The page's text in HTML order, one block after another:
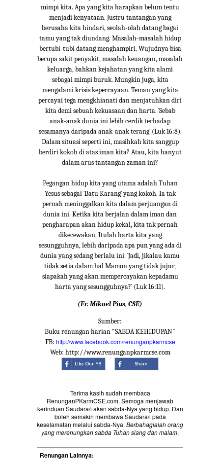
mimpi kita. Apa yang kita harapkan belum tentu
menjadi kenyataan. Justru tantangan yang
berusaha kita hindari, seolah-olah datang bagai
tamu yang tak diundang. Masalah-masalah hidup
bertubi-tubi datang menghampiri. Wujudnya bisa
berupa sakit penyakit, masalah keuangan, masalah
keluarga, bahkan kejahatan yang kita alami
sebagai mimpi buruk. Mungkin juga, kita
mengalami krisis kepercayaan. Teman yang kita
percayai tega mengkhianati dan menjatuhkan diri
kita demi sebuah kekuasaan dan harta. `Sebab
anak-anak dunia ini lebih cerdik terhadap
sesamanya daripada anak-anak terang` (Luk 16:8).
Dalam situasi seperti ini, masihkah kita sanggup
berdiri kokoh di atas iman kita? Atau, kita hanyut
dalam arus tantangan zaman ini?
Pegangan hidup kita yang utama adalah Tuhan
Yesus sebagai `Batu Karang` yang kokoh. Ia tak
pernah meninggalkan kita dalam perjuangan di
dunia ini. Ketika kita berjalan dalam iman dan
pengharapan akan hidup kekal, kita tak pernah
dikecewakan. Itulah harta kita yang
sesungguhnya, lebih daripada apa pun yang ada di
dunia yang sedang berlalu ini. `Jadi, jikalau kamu
tidak setia dalam hal Mamon yang tidak jujur,
siapakah yang akan mempercayakan kepadamu
harta yang sesungguhnya?` (Luk 16:11).
(Fr. Mikael Pius, CSE)
Sumber:
Buku renungan harian "SABDA KEHIDUPAN"
FB: http://www.facebook.com/renunganpkarmcse
Web: http://www.renunganpkarmcse.com
Terima kasih sudah membaca
RenunganPKarmCSE.com. Semoga menjawab
kerinduan Saudara/i akan sabda-Nya yang hidup. Dan
boleh semakin membawa Saudara/i pada
keselamatan melalui sabda-Nya. Berbahagialah orang
yang merenungkan sabda Tuhan siang dan malam.
Renungan Lainnya: